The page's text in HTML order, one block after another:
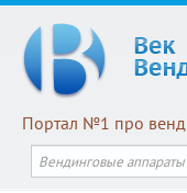
Портал №1 про